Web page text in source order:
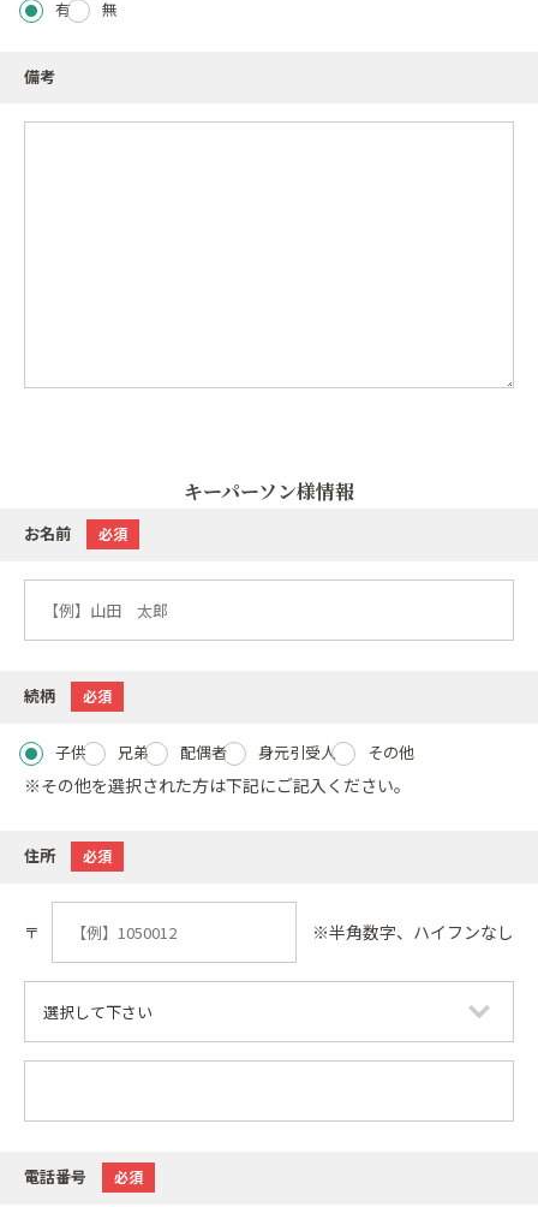
有 無
備考
キーパーソン様情報
お名前 必須
続柄 必須
子供 兄弟 配偶者 身元引受人 その他
※その他を選択された方は下記にご記入ください。
住所 必須
〒 ※半角数字、ハイフンなし
電話番号 必須